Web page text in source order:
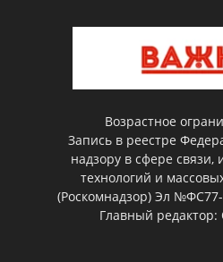
Возрастное
Запись в реестре
надзору в сфере
технологий и
(Роскомнадзор) Эл
Главный